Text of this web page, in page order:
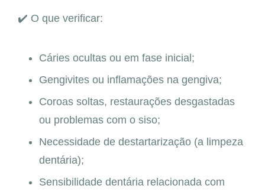
✔️ O que verificar:
Cáries ocultas ou em fase inicial;
Gengivites ou inflamações na gengiva;
Coroas soltas, restaurações desgastadas
ou problemas com o siso;
Necessidade de destartarização (a limpeza
dentária);
Sensibilidade dentária relacionada com